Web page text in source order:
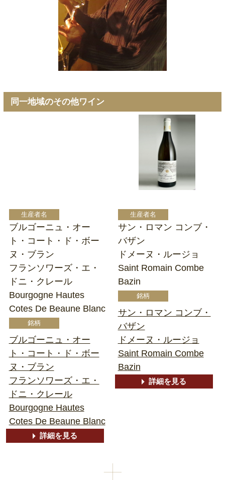
同一地域のその他ワイン
ブルゴーニュ・オー
ト・コート・ド・ボー
ヌ・ブラン
フランソワーズ・エ・
ドニ・クレール
Bourgogne Hautes
Cotes De Beaune Blanc
ブルゴーニュ・オー
ト・コート・ド・ボー
ヌ・ブラン
フランソワーズ・エ・
ドニ・クレール
Bourgogne Hautes
Cotes De Beaune Blanc
詳細を見る
サン・ロマン コンブ・
バザン
ドメーヌ・ルージョ
Saint Romain Combe
Bazin
サン・ロマン コンブ・
バザン
ドメーヌ・ルージョ
Saint Romain Combe
Bazin
詳細を見る